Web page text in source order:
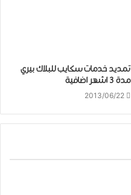
تمديد خدمات سكايب للبلاك بيري
مدة 3 اشهر اضافية
2013/06/22